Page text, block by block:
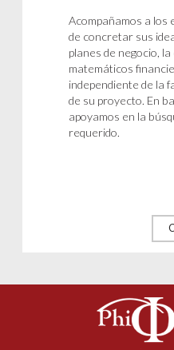
Acompañamos a los
de concretar sus
planes de negocio,
matemáticos
independiente de la
de su proyecto. En
apoyamos en la
requerido.